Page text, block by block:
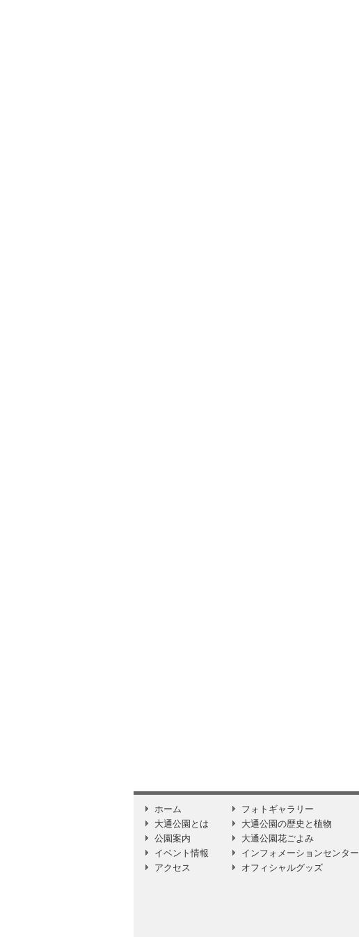
ホーム
大通公園とは
公園案内
イベント情報
アクセス
フォトギャラリー
大通公園の歴史と植物
大通公園花ごよみ
インフォメーションセンター
オフィシャルグッズ